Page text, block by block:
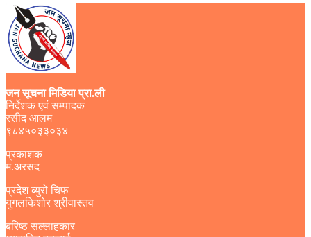
जन सूचना मिडिया प्रा.ली
निर्देशक एवं सम्पादक
रसीद आलम
९८४५०३३०३४
प्रकाशक
म.अरसद
प्रदेश ब्युरो चिफ
युगलकिशोर श्रीवास्तव
बरिष्ठ सल्लाहकार